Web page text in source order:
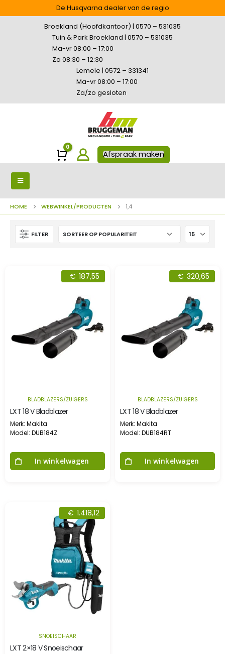
De Husqvarna dealer van de regio
Broekland (Hoofdkantoor) | 0570 – 531035
Tuin & Park Broekland | 0570 – 531035
Ma-vr 08:00 – 17:00
Za 08:30 – 12:30
Lemele | 0572 – 331341
Ma-vr 08:00 – 17:00
Za/zo gesloten
Winkelwagen
0
Afspraak maken
HOME WEBWINKEL/PRODUCTEN 1,4
FILTER
€ 187,55
BLADBLAZERS/ZUIGERS
LXT 18 V Bladblazer
Merk: Makita
Model: DUB184Z
In winkelwagen
€ 320,65
BLADBLAZERS/ZUIGERS
LXT 18 V Bladblazer
Merk: Makita
Model: DUB184RT
In winkelwagen
€ 1.418,12
SNOEISCHAAR
LXT 2×18 V Snoeischaar